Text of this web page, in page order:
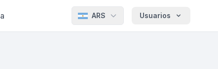
ARS Usuarios